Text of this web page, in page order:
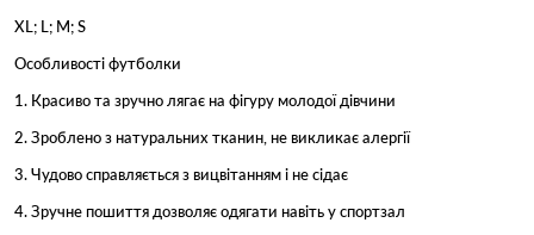
XL; L; M; S
Особливості футболки
1. Красиво та зручно лягає на фігуру молодої дівчини
2. Зроблено з натуральних тканин, не викликає алергії
3. Чудово справляється з вицвітанням і не сідає
4. Зручне пошиття дозволяє одягати навіть у спортзал